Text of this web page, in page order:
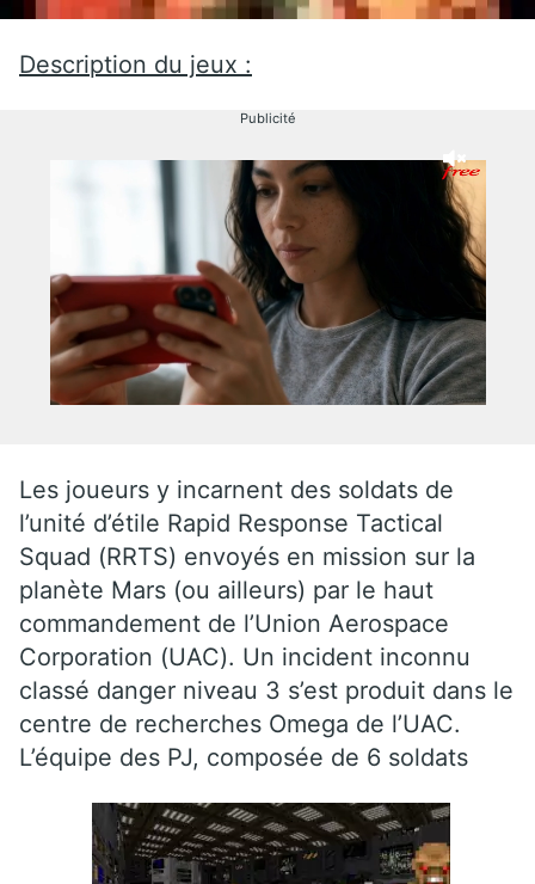
Description du jeux :
Publicité
Les joueurs y incarnent des soldats de
l’unité d’étile Rapid Response Tactical
Squad (RRTS) envoyés en mission sur la
planète Mars (ou ailleurs) par le haut
commandement de l’Union Aerospace
Corporation (UAC). Un incident inconnu
classé danger niveau 3 s’est produit dans le
centre de recherches Omega de l’UAC.
L’équipe des PJ, composée de 6 soldats